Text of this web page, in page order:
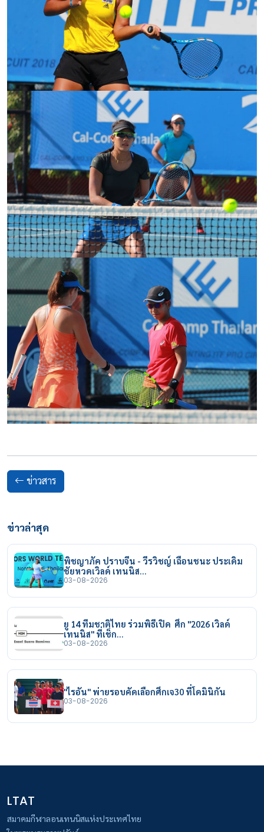
ข่าวสาร
ข่าวล่าสุด
พิชญาภัค ปราบจีน - วีรวิชญ์ เฉือนชนะ ประเดิม
ชัยหวดเวิลด์ เทนนิส…
03-08-2026
ยู 14 ทีมชาติไทย ร่วมพิธีเปิด ศึก "2026 เวิลด์
เทนนิส" ที่เช็ก…
03-08-2026
"ไรอัน" พ่ายรอบคัดเลือกศึกเจ30 ที่โดมินิกัน
03-08-2026
LTAT
สมาคมกีฬาลอนเทนนิสแห่งประเทศไทย